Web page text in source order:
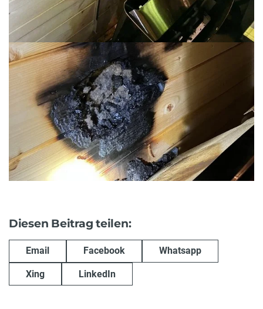
Diesen Beitrag teilen:
Email Facebook Whatsapp
Xing LinkedIn